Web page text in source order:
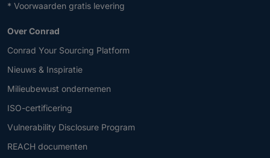
* Voorwaarden gratis levering
Over Conrad
Conrad Your Sourcing Platform
Nieuws & Inspiratie
Milieubewust ondernemen
ISO-certificering
Vulnerability Disclosure Program
REACH documenten